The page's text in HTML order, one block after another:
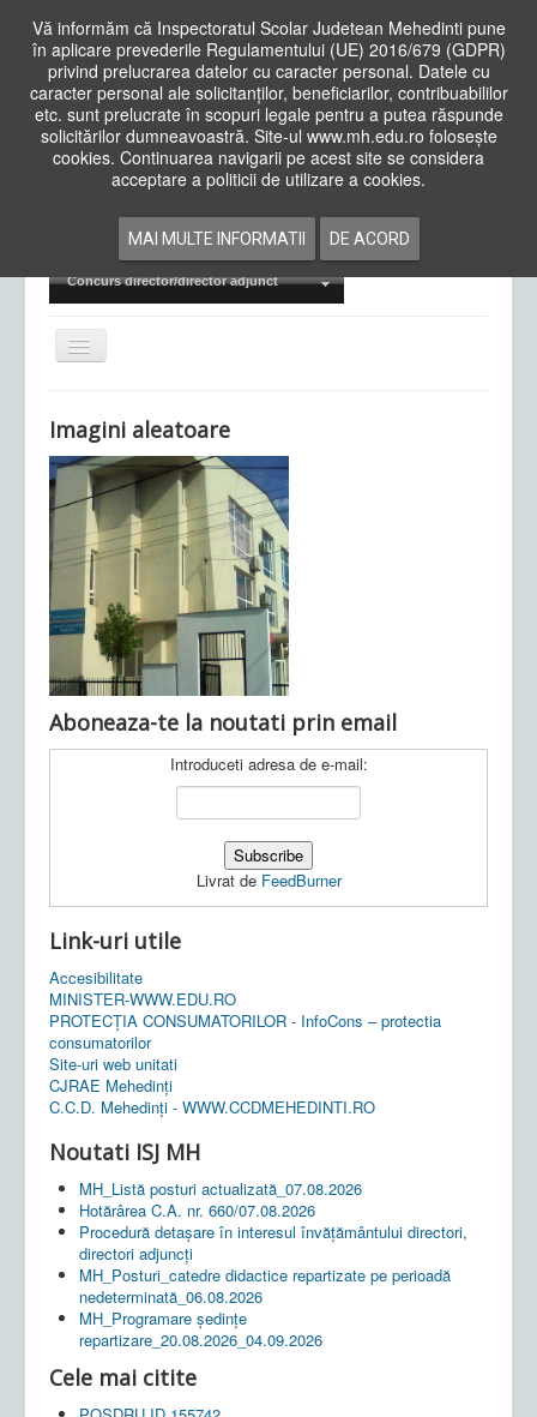
Vă informăm că Inspectoratul Scolar Judetean Mehedinti pune
în aplicare prevederile Regulamentului (UE) 2016/679 (GDPR)
privind prelucrarea datelor cu caracter personal. Datele cu
caracter personal ale solicitanților, beneficiarilor, contribuabililor
etc. sunt prelucrate în scopuri legale pentru a putea răspunde
solicitărilor dumneavoastră. Site-ul www.mh.edu.ro folosește
cookies. Continuarea navigarii pe acest site se considera
acceptare a politicii de utilizare a cookies.
MAI MULTE INFORMATII DE ACORD
Cauta
in
siteAcasa Cadre Didactice
Examene Naționale
Concurs director/director adjunct
Comută
navigarea
Ultimele articole: Vi, 04.11.2022 -
Județean Mehedinți
Imagini aleatoare
Aboneaza-te la noutati prin email
Introduceti adresa de e-mail:
Livrat de FeedBurner
Link-uri utile
Accesibilitate
MINISTER-WWW.EDU.RO
PROTECȚIA CONSUMATORILOR - InfoCons – protectia
consumatorilor
Site-uri web unitati
CJRAE Mehedinți
C.C.D. Mehedinţi - WWW.CCDMEHEDINTI.RO
Noutati ISJ MH
MH_Listă posturi actualizată_07.08.2026
Hotărârea C.A. nr. 660/07.08.2026
Procedură detașare în interesul învățământului directori,
directori adjuncți
MH_Posturi_catedre didactice repartizate pe perioadă
nedeterminată_06.08.2026
MH_Programare ședințe
repartizare_20.08.2026_04.09.2026
Cele mai citite